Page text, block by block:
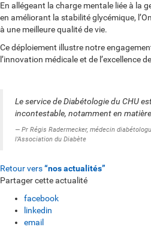
En allégeant la charge mentale liée à la
en améliorant la stabilité glycémique,
à une meilleure qualité de vie.
Ce déploiement illustre notre
l’innovation médicale et de l’excellence
Le service de Diabétologie du CHU
incontestable, notamment en
Pr Régis Radermecker, médecin
l’Association du Diabète
Retour vers“nos actualités”
Partager cette actualité
facebook
linkedin
email